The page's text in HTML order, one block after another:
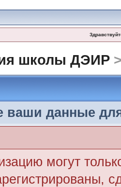
школы ДЭИР
ваши данные
могут